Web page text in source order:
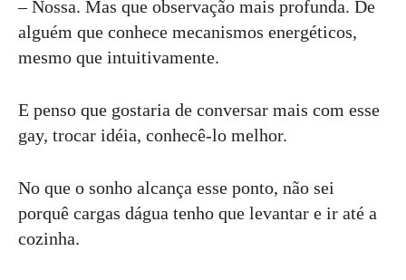
– Nossa. Mas que observação mais profunda. De
alguém que conhece mecanismos energéticos,
mesmo que intuitivamente.
E penso que gostaria de conversar mais com esse
gay, trocar idéia, conhecê-lo melhor.
No que o sonho alcança esse ponto, não sei
porquê cargas dágua tenho que levantar e ir até a
cozinha.